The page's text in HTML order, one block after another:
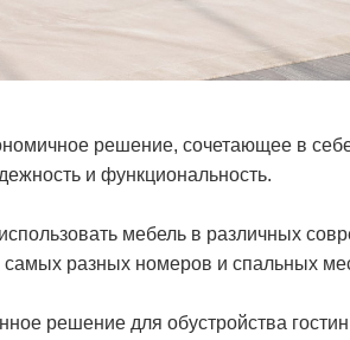
решение, сочетающее в
и функциональность.
мебель в различных
разных номеров и спальных
решение для обустройства